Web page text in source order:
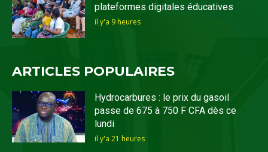
plateformes digitales éducatives
il y'a 9 heures
ARTICLES POPULAIRES
Hydrocarbures : le prix du gasoil
passe de 675 à 750 F CFA dès ce
lundi
il y'a 21 heures